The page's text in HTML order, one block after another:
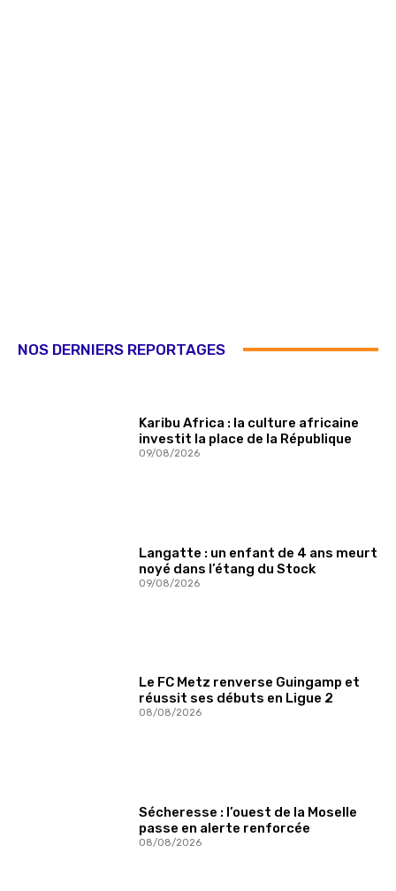
NOS DERNIERS REPORTAGES
Karibu Africa : la culture africaine
investit la place de la République
09/08/2026
Langatte : un enfant de 4 ans meurt
noyé dans l’étang du Stock
09/08/2026
Le FC Metz renverse Guingamp et
réussit ses débuts en Ligue 2
08/08/2026
Sécheresse : l’ouest de la Moselle
passe en alerte renforcée
08/08/2026